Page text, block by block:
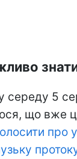
середу 5
що вже
про